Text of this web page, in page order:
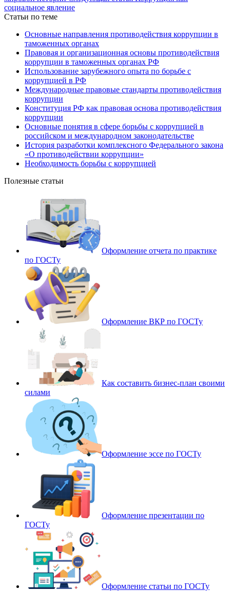
социальное явление
Статьи по теме
Основные направления противодействия коррупции в
таможенных органах
Правовая и организационная основы противодействия
коррупции в таможенных органах РФ
Использование зарубежного опыта по борьбе с
коррупцией в РФ
Международные правовые стандарты противодействия
коррупции
Конституция РФ как правовая основа противодействия
коррупции
Основные понятия в сфере борьбы с коррупцией в
российском и международном законодательстве
История разработки комплексного Федерального закона
«О противодействии коррупции»
Необходимость борьбы с коррупцией
Полезные статьи
Оформление отчета по практике
по ГОСТу
Оформление ВКР по ГОСТу
Как составить бизнес-план своими
силами
Оформление эссе по ГОСТу
Оформление презентации по
ГОСТу
Оформление статьи по ГОСТу